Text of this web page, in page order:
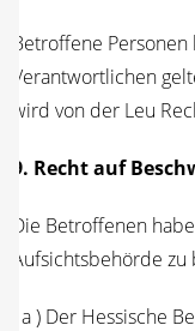
Betrof­fe­ne
Ver­ant­wort­li­chen
wird von der Leu
9. Recht auf
Die Betrof­fe­nen
Auf­sichts­be­hör­de
( a ) Der Hes­si­sche